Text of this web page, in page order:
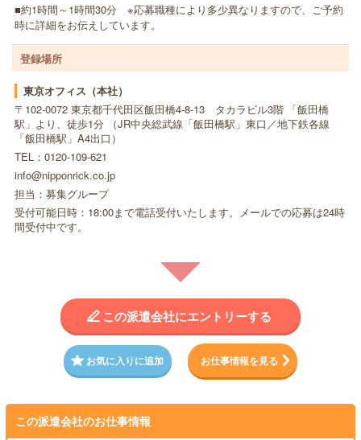
■約1時間～1時間30分 ※応募職種により多少異なりますので、ご予約
時に詳細をお伝えしています。
登録場所
東京オフィス（本社）
〒102-0072 東京都千代田区飯田橋4-8-13 タカラビル3階 「飯田橋
駅」より、徒歩1分 （JR中央総武線「飯田橋駅」東口／地下鉄各線
「飯田橋駅」A4出口）
TEL：0120-109-621
info@nipponrick.co.jp
担当：募集グループ
受付可能日時：18:00まで電話受付いたします。メールでの応募は24時
間受付中です。
この派遣会社にエントリーする
お気に入りに追加 お仕事情報を見る
この派遣会社のお仕事情報